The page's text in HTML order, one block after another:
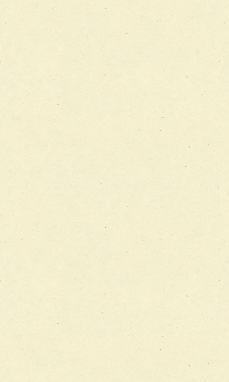
チーム10【包括的リハビリテーションコンサルテーション